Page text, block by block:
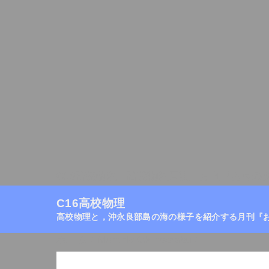
C16高校物理
高校物理と，沖永良部島の海の様子を紹介する月刊『